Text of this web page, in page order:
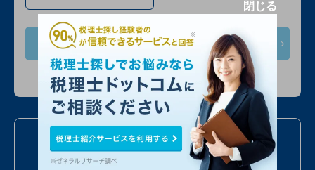
次へ
入力情報は公開されません
お電話での問い合わせ
050 7586 6224
閉じる